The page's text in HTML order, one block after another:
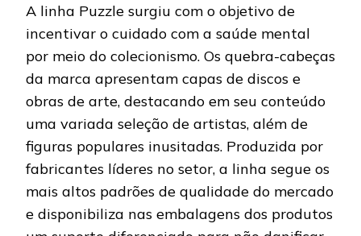
A linha Puzzle surgiu com o objetivo de
incentivar o cuidado com a saúde mental
por meio do colecionismo. Os quebra-cabeças
da marca apresentam capas de discos e
obras de arte, destacando em seu conteúdo
uma variada seleção de artistas, além de
figuras populares inusitadas. Produzida por
fabricantes líderes no setor, a linha segue os
mais altos padrões de qualidade do mercado
e disponibiliza nas embalagens dos produtos